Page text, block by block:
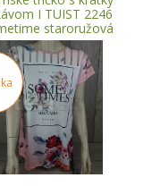
I TUIST 2246
staroružová